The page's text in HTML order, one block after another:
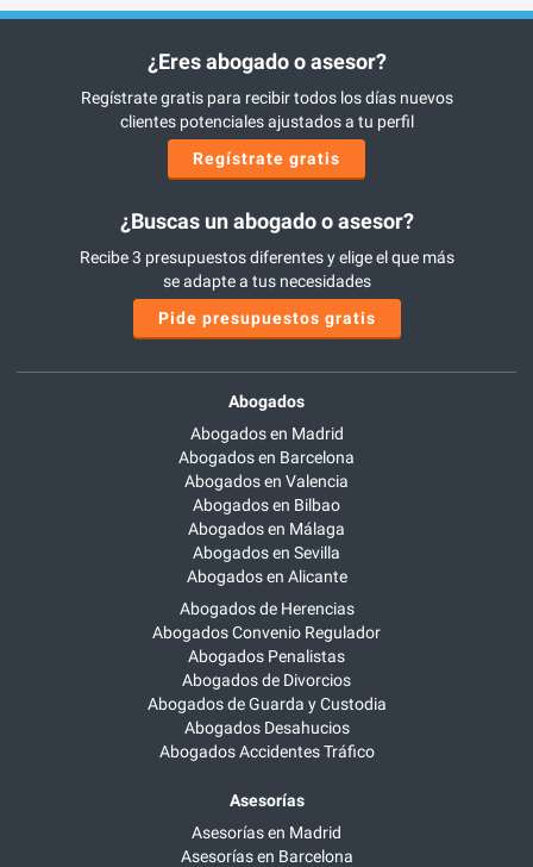
¿Eres abogado o asesor?
Regístrate gratis para recibir todos los días nuevos
clientes potenciales ajustados a tu perfil
Regístrate gratis
¿Buscas un abogado o asesor?
Recibe 3 presupuestos diferentes y elige el que más
se adapte a tus necesidades
Pide presupuestos gratis
Abogados
Abogados en Madrid
Abogados en Barcelona
Abogados en Valencia
Abogados en Bilbao
Abogados en Málaga
Abogados en Sevilla
Abogados en Alicante
Abogados de Herencias
Abogados Convenio Regulador
Abogados Penalistas
Abogados de Divorcios
Abogados de Guarda y Custodia
Abogados Desahucios
Abogados Accidentes Tráfico
Asesorías
Asesorías en Madrid
Asesorías en Barcelona